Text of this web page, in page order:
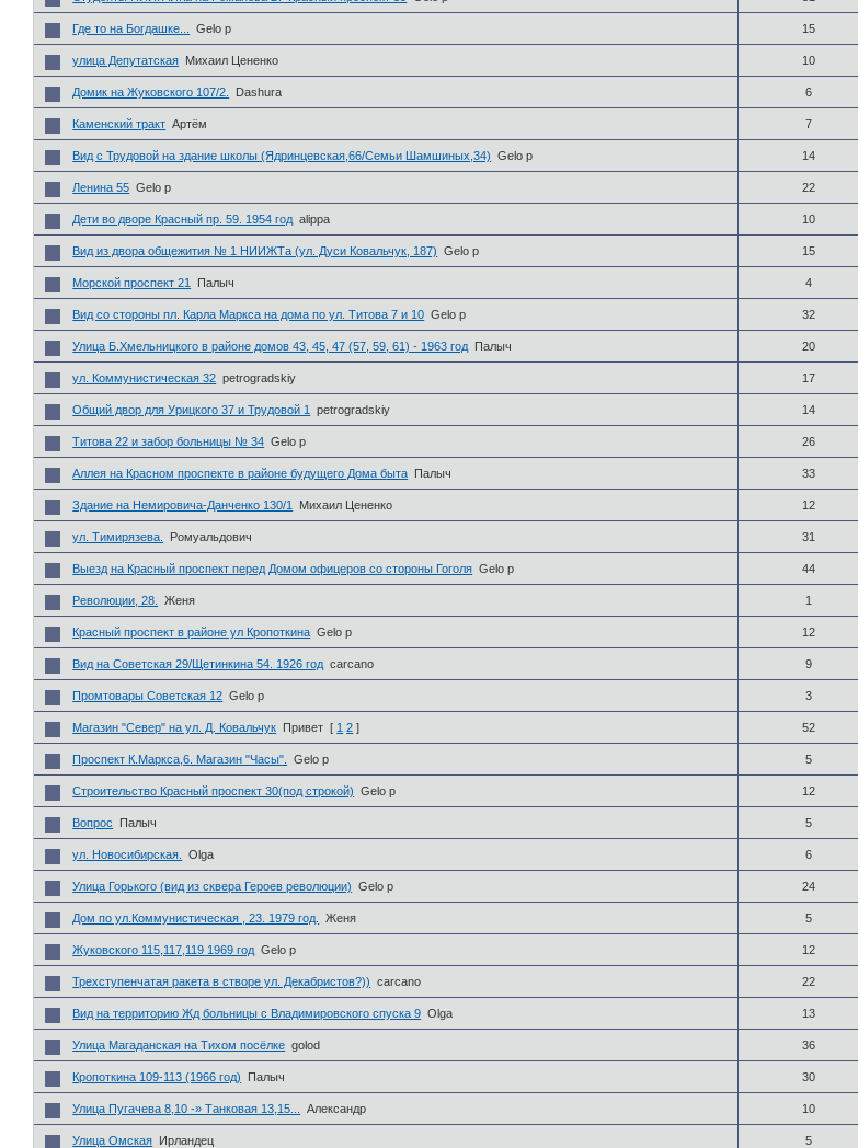
Где то на Богдашке... Gelo p 15
улица Депутатская Михаил Цененко 10
Домик на Жуковского 107/2. Dashura 6
Каменский тракт Артём 7
Вид с Трудовой на здание школы (Ядринцевская,66/Семьи Шамшиных,34) Gelo p 14
Ленина 55 Gelo p 22
Дети во дворе Красный пр. 59. 1954 год alippa 10
Вид из двора общежития № 1 НИИЖТа (ул. Дуси Ковальчук, 187) Gelo p 15
Морской проспект 21 Палыч 4
Вид со стороны пл. Карла Маркса на дома по ул. Титова 7 и 10 Gelo p 32
Улица Б.Хмельницкого в районе домов 43, 45, 47 (57, 59, 61) - 1963 год Палыч 20
ул. Коммунистическая 32 petrogradskiy 17
Общий двор для Урицкого 37 и Трудовой 1 petrogradskiy 14
Титова 22 и забор больницы № 34 Gelo p 26
Аллея на Красном проспекте в районе будущего Дома быта Палыч 33
Здание на Немировича-Данченко 130/1 Михаил Цененко 12
ул. Тимирязева. Ромуальдович 31
Выезд на Красный проспект перед Домом офицеров со стороны Гоголя Gelo p 44
Революции, 28. Женя 1
Красный проспект в районе ул Кропоткина Gelo p 12
Вид на Советская 29/Щетинкина 54. 1926 год carcano 9
Промтовары Советская 12 Gelo p 3
Магазин "Север" на ул. Д. Ковальчук Привет [ 1 2 ] 52
Проспект К.Маркса,6. Магазин "Часы". Gelo p 5
Строительство Красный проспект 30(под строкой) Gelo p 12
Вопрос Палыч 5
ул. Новосибирская. Olga 6
Улица Горького (вид из сквера Героев революции) Gelo p 24
Дом по ул.Коммунистическая , 23. 1979 год. Женя 5
Жуковского 115,117,119 1969 год Gelo p 12
Трехступенчатая ракета в створе ул. Декабристов?)) carcano 22
Вид на территорию Жд больницы с Владимировского спуска 9 Olga 13
Улица Магаданская на Тихом посёлке golod 36
Кропоткина 109-113 (1966 год) Палыч 30
Улица Пугачева 8,10 -» Танковая 13,15... Александр 10
Улица Омская Ирландец 5